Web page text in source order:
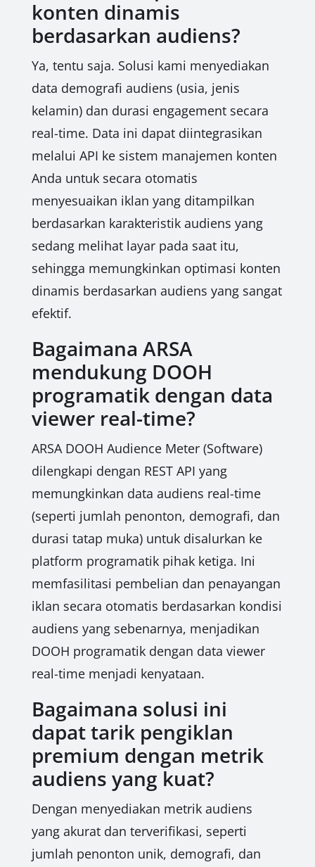
konten dinamis
berdasarkan audiens?
Ya, tentu saja. Solusi kami menyediakan
data demografi audiens (usia, jenis
kelamin) dan durasi engagement secara
real-time. Data ini dapat diintegrasikan
melalui API ke sistem manajemen konten
Anda untuk secara otomatis
menyesuaikan iklan yang ditampilkan
berdasarkan karakteristik audiens yang
sedang melihat layar pada saat itu,
sehingga memungkinkan optimasi konten
dinamis berdasarkan audiens yang sangat
efektif.
Bagaimana ARSA
mendukung DOOH
programatik dengan data
viewer real-time?
ARSA DOOH Audience Meter (Software)
dilengkapi dengan REST API yang
memungkinkan data audiens real-time
(seperti jumlah penonton, demografi, dan
durasi tatap muka) untuk disalurkan ke
platform programatik pihak ketiga. Ini
memfasilitasi pembelian dan penayangan
iklan secara otomatis berdasarkan kondisi
audiens yang sebenarnya, menjadikan
DOOH programatik dengan data viewer
real-time menjadi kenyataan.
Bagaimana solusi ini
dapat tarik pengiklan
premium dengan metrik
audiens yang kuat?
Dengan menyediakan metrik audiens
yang akurat dan terverifikasi, seperti
jumlah penonton unik, demografi, dan